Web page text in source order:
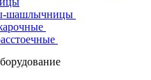
шашлычницы